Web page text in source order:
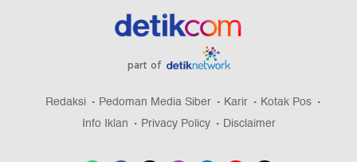
part of
Redaksi Pedoman Media Siber Karir
Kotak Pos
Info Iklan
Privacy Policy Disclaimer